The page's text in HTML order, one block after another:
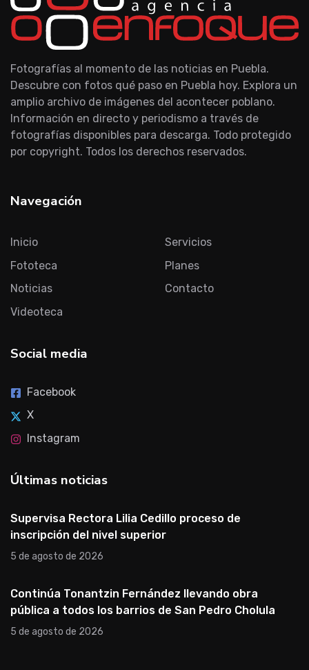
Fotografías al momento de las noticias en Puebla.
Descubre con fotos qué paso en Puebla hoy. Explora un
amplio archivo de imágenes del acontecer poblano.
Información en directo y periodismo a través de
fotografías disponibles para descarga. Todo protegido
por copyright. Todos los derechos reservados.
Navegación
Inicio
Fototeca
Noticias
Videoteca
Servicios
Planes
Contacto
Social media
Facebook
X
Instagram
Últimas noticias
Supervisa Rectora Lilia Cedillo proceso de
inscripción del nivel superior
5 de agosto de 2026
Continúa Tonantzin Fernández llevando obra
pública a todos los barrios de San Pedro Cholula
5 de agosto de 2026